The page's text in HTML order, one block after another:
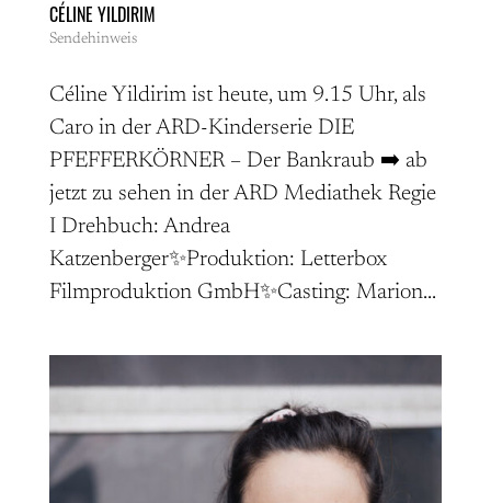
CÉLINE YILDIRIM
Sendehinweis
Céline Yildirim ist heute, um 9.15 Uhr, als
Caro in der ARD-Kinderserie DIE
PFEFFERKÖRNER – Der Bankraub ➡️ ab
jetzt zu sehen in der ARD Mediathek Regie
I Drehbuch: Andrea
Katzenberger✨Produktion: Letterbox
Filmproduktion GmbH✨Casting: Marion...